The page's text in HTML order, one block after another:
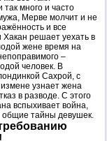
много и часто
Мерве молчит и не
и все
решает уехать в
жене время на
–
человек. В
Сахрой, с
узнает жена
в разводе. С этого
вспыхивает война,
общие тайны девушек.